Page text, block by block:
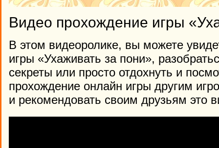
Видео прохождение игры
В этом видеоролике, вы можете
игры «Ухаживать за пони»,
секреты или просто отдохнуть и
прохождение онлайн игры другим
и рекомендовать своим друзьям это